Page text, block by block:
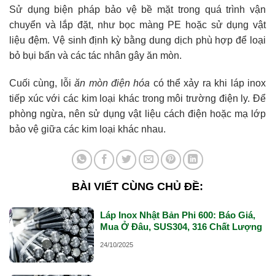
Sử dụng biện pháp bảo vệ bề mặt trong quá trình vận
chuyển và lắp đặt, như bọc màng PE hoặc sử dụng vật
liệu đệm. Vệ sinh định kỳ bằng dung dịch phù hợp để loại
bỏ bụi bẩn và các tác nhân gây ăn mòn.
Cuối cùng, lỗiăn mòn điện hóa có thể xảy ra khi láp inox
tiếp xúc với các kim loại khác trong môi trường điện ly. Để
phòng ngừa, nên sử dụng vật liệu cách điện hoặc mạ lớp
bảo vệ giữa các kim loại khác nhau.
BÀI VIẾT CÙNG CHỦ ĐỀ:
Láp Inox Nhật Bản Phi 600: Báo Giá,
Mua Ở Đâu, SUS304, 316 Chất Lượng
24/10/2025